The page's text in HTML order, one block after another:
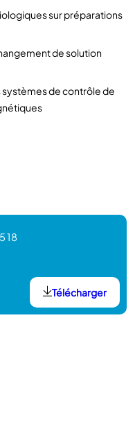
sur préparations
de solution
de contrôle de
Télécharger